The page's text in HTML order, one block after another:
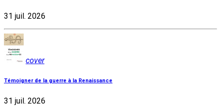
31 juil. 2026
cover
Témoigner de la guerre à la Renaissance
31 juil. 2026